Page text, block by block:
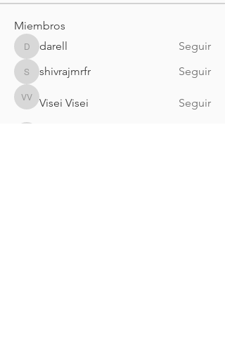
Miembros
darelldarell Seguir
shivrajmrfr
shivrajmrfr Seguir
Visei Visei
Visei Visei Seguir